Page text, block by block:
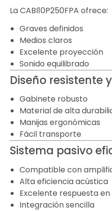
La CABI10P250FPA ofrece:
Graves definidos
Medios claros
Excelente proyección
Sonido equilibrado
Diseño resistente
Gabinete robusto
Material de alta
Manijas ergonómicas
Fácil transporte
Sistema pasivo
Compatible con
Alta eficiencia acústica
Excelente respuesta
Integración sencilla